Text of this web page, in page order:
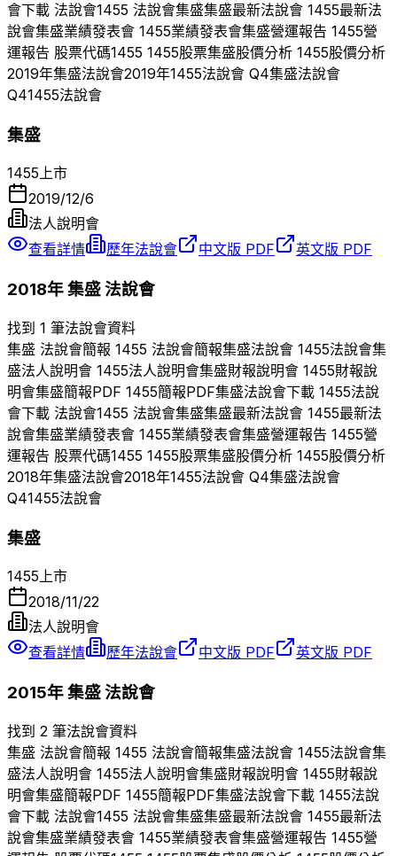
會下載 法說會1455 法說會集盛集盛最新法說會 1455最新法
說會集盛業績發表會 1455業績發表會集盛營運報告 1455營
運報告 股票代碼1455 1455股票集盛股價分析 1455股價分析
2019年集盛法說會2019年1455法說會 Q4集盛法說會
Q41455法說會
集盛
1455上市
2019/12/6
法人說明會
查看詳情
歷年法說會 中文版 PDF 英文版 PDF
2018年集盛法說會
找到 1 筆法說會資料
集盛 法說會簡報 1455 法說會簡報集盛法說會 1455法說會集
盛法人說明會 1455法人說明會集盛財報說明會 1455財報說
明會集盛簡報PDF 1455簡報PDF集盛法說會下載 1455法說
會下載 法說會1455 法說會集盛集盛最新法說會 1455最新法
說會集盛業績發表會 1455業績發表會集盛營運報告 1455營
運報告 股票代碼1455 1455股票集盛股價分析 1455股價分析
2018年集盛法說會2018年1455法說會 Q4集盛法說會
Q41455法說會
集盛
1455上市
2018/11/22
法人說明會
查看詳情
歷年法說會 中文版 PDF 英文版 PDF
2015年集盛法說會
找到 2 筆法說會資料
集盛 法說會簡報 1455 法說會簡報集盛法說會 1455法說會集
盛法人說明會 1455法人說明會集盛財報說明會 1455財報說
明會集盛簡報PDF 1455簡報PDF集盛法說會下載 1455法說
會下載 法說會1455 法說會集盛集盛最新法說會 1455最新法
說會集盛業績發表會 1455業績發表會集盛營運報告 1455營